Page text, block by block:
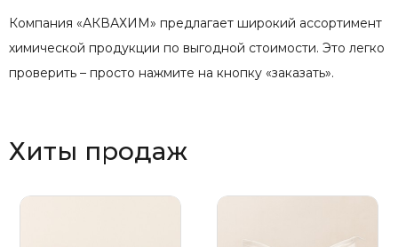
Компания «АКВАХИМ» предлагает широкий ассортимент
химической продукции по выгодной стоимости. Это легко
проверить – просто нажмите на кнопку «заказать».
Хиты продаж